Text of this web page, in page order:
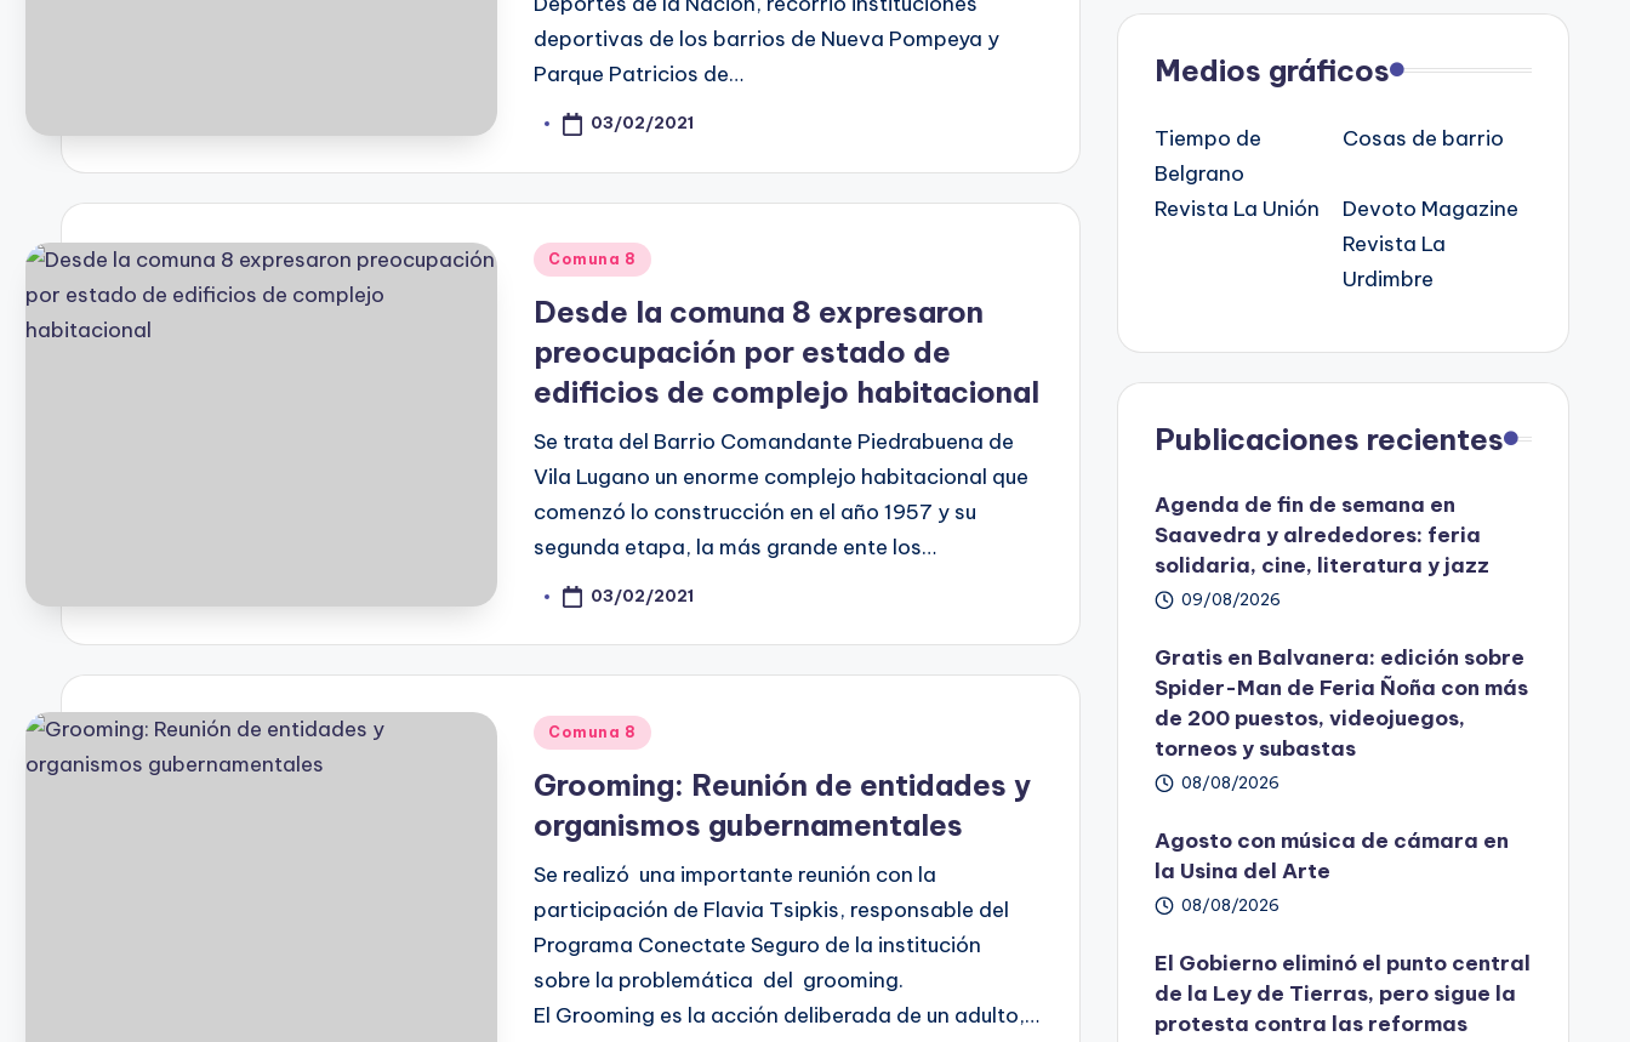
deportivas de los barrios de Nueva Pompeya y
Parque Patricios de…
Posted03/02/2021
Posted
Comuna 8
Desde la comuna 8 expresaron
preocupación por estado de
edificios de complejo habitacional
Se trata del Barrio Comandante Piedrabuena de
Vila Lugano un enorme complejo habitacional que
comenzó lo construcción en el año 1957 y su
segunda etapa, la más grande ente los…
Posted03/02/2021
Posted
Comuna 8
Grooming: Reunión de entidades y
organismos gubernamentales
Se realizó una importante reunión con la
participación de Flavia Tsipkis, responsable del
Programa Conectate Seguro de la institución
sobre la problemática del grooming.
El Grooming es la acción deliberada de un adulto,…
Medios gráficos
Tiempo de
Belgrano
Cosas de barrio
Revista La Unión
Devoto Magazine
Revista La
Urdimbre
Publicaciones recientes
Agenda de fin de semana en
Saavedra y alrededores: feria
solidaria, cine, literatura y jazz
09/08/2026
Gratis en Balvanera: edición sobre
Spider-Man de Feria Ñoña con más
de 200 puestos, videojuegos,
torneos y subastas
08/08/2026
Agosto con música de cámara en
la Usina del Arte
08/08/2026
El Gobierno eliminó el punto central
de la Ley de Tierras, pero sigue la
protesta contra las reformas